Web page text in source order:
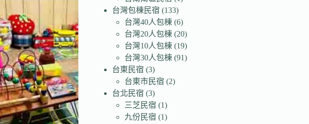
台灣包棟民宿 (133)
台灣40人包棟 (6)
台灣20人包棟 (20)
台灣10人包棟 (19)
台灣30人包棟 (91)
台東民宿 (3)
台東市民宿 (2)
台北民宿 (3)
三芝民宿 (1)
九份民宿 (1)